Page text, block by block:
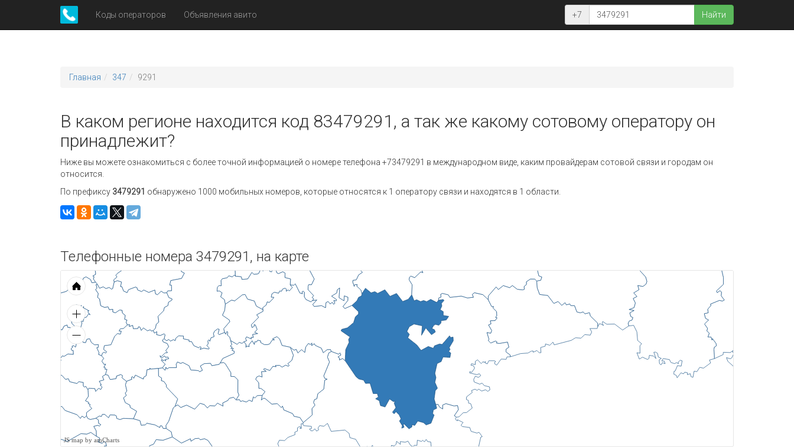
Коды операторов Объявления авито +7 Найти
Главная 347 9291
В каком регионе находится код 83479291, а так же какому сотовому оператору он
принадлежит?
Ниже вы можете ознакомиться с более точной информацией о номере телефона +73479291 в международном виде, каким провайдерам сотовой связи и городам он
относится.
По префиксу 3479291 обнаружено 1000 мобильных номеров, которые относятся к 1 оператору связи и находятся в 1 области.
Телефонные номера 3479291, на карте
JS map by amCharts